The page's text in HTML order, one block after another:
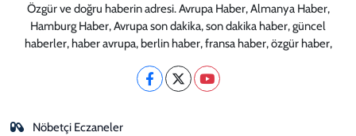
Özgür ve doğru haberin adresi. Avrupa Haber, Almanya Haber,
Hamburg Haber, Avrupa son dakika, son dakika haber, güncel
haberler, haber avrupa, berlin haber, fransa haber, özgür haber,
Nöbetçi Eczaneler